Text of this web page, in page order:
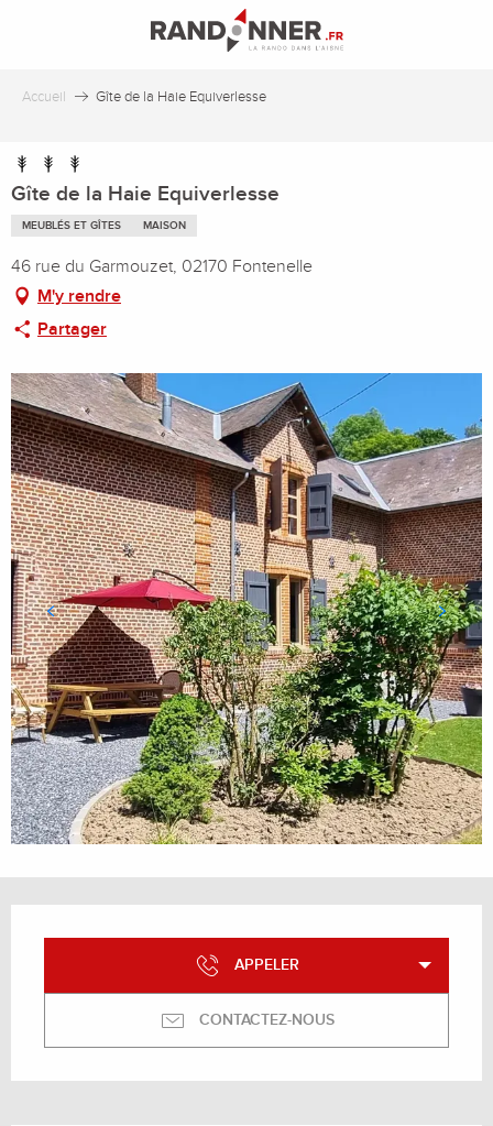
principal
Accueil Gîte de la Haie Equiverlesse
Gîte de la Haie Equiverlesse
MEUBLÉS ET GÎTES MAISON
46 rue du Garmouzet, 02170 Fontenelle
M'y rendre
Partager
APPELER
CONTACTEZ-NOUS